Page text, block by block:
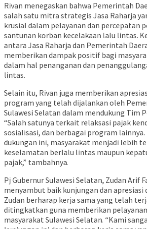
Rivan menegaskan bahwa Pemerintah
salah satu mitra strategis Jasa Raharja
krusial dalam pelayanan dan percepatan
santunan korban kecelakaan lalu lintas.
antara Jasa Raharja dan Pemerintah
memberikan dampak positif bagi
dalam hal penanganan dan
lintas.
Selain itu, Rivan juga memberikan
program yang telah dijalankan oleh
Sulawesi Selatan dalam mendukung Tim
“Salah satunya terkait relaksasi pajak
sosialisasi, dan berbagai program lainnya.
dukungan ini, masyarakat menjadi lebih
keselamatan berlalu lintas maupun
pajak,” tambahnya.
Pj Gubernur Sulawesi Selatan, Zudan Arif
menyambut baik kunjungan dan apresiasi
Zudan berharap kerja sama yang telah
ditingkatkan guna memberikan
masyarakat Sulawesi Selatan. “Kami